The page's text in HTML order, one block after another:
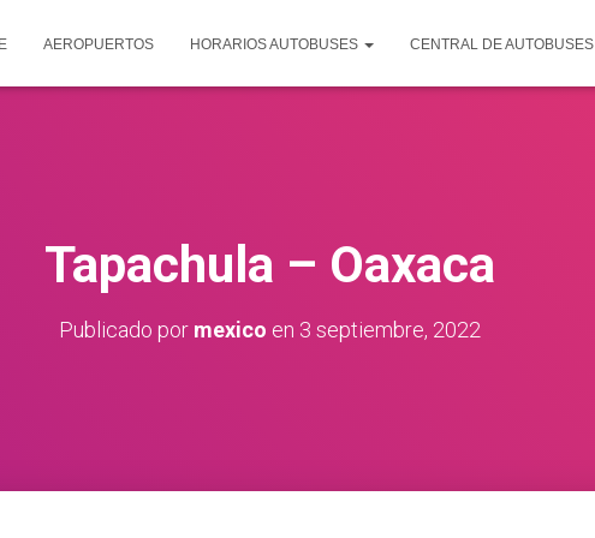
AEROPUERTOS HORARIOS AUTOBUSES CENTRAL DE AUTOBUSES
Tapachula – Oaxaca
Publicado por mexico en 3 septiembre, 2022